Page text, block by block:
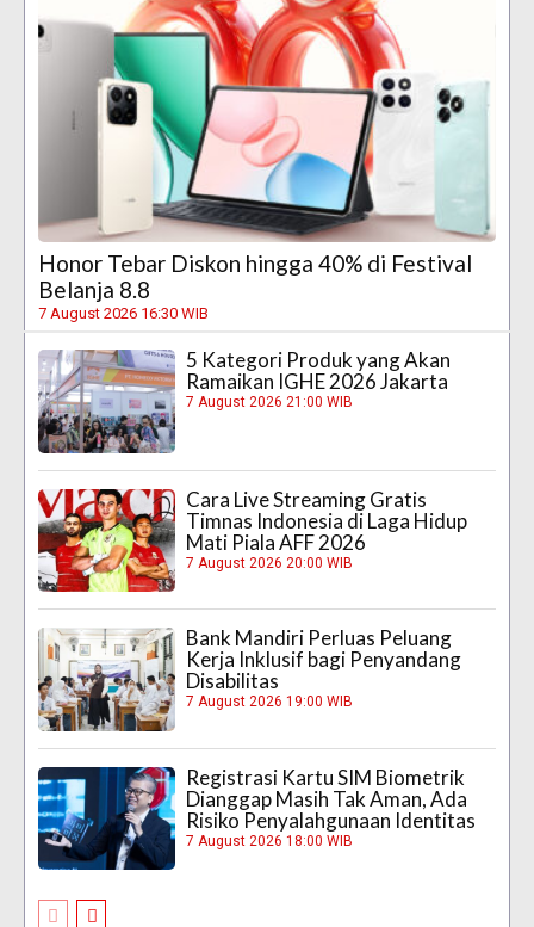
Honor Tebar Diskon hingga 40% di Festival
Belanja 8.8
7 August 2026 16:30 WIB
5 Kategori Produk yang Akan
Ramaikan IGHE 2026 Jakarta
7 August 2026 21:00 WIB
Cara Live Streaming Gratis
Timnas Indonesia di Laga Hidup
Mati Piala AFF 2026
7 August 2026 20:00 WIB
Bank Mandiri Perluas Peluang
Kerja Inklusif bagi Penyandang
Disabilitas
7 August 2026 19:00 WIB
Registrasi Kartu SIM Biometrik
Dianggap Masih Tak Aman, Ada
Risiko Penyalahgunaan Identitas
7 August 2026 18:00 WIB